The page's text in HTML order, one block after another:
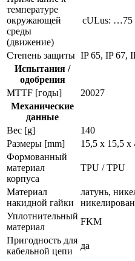
температуре
окружающей
среды
(движение)
cULus: …75
Степень защиты IP 65, IP 67,
Испытания /
одобрения
MTTF [годы]
20027
Механические
данные
Вес [g]
140
Размеры [mm]
15,5 x 15,5 x
Формованный
материал
корпуса
TPU / TPU
Материал
накидной гайки
латунь,
Уплотнительный
материал
FKM
Пригодность для
кабельной цепи
да